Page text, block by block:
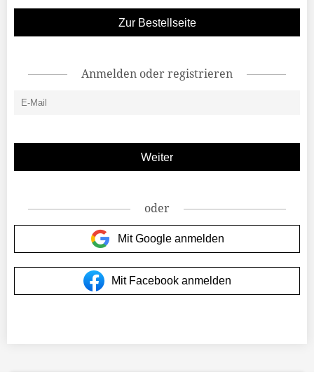
Zur Bestellseite
Anmelden oder registrieren
oder
Mit Google anmelden
Mit Facebook anmelden